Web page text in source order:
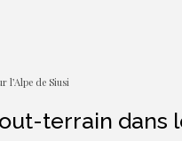
l’Alpe de Siusi
terrain dans